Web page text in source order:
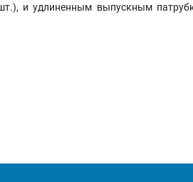
и удлиненным выпускным